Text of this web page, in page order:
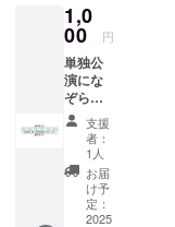
の文字
をお書
きくだ
さい。
※字の配
置につ
いて
横、斜
め等ご
記載く
ださ
い。特
に指定
1,0
00 円
単独公
演にな
ぞらえ
たオリ
ジナル
デザイ
ンのラ
バーバ
ンドを
お渡し
支援
者：
1人
お届
け予
定：
2025